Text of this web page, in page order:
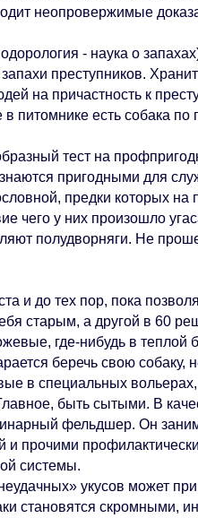
неопровержимые
- наука о
преступников.
на причастность к
питомнике есть собака по
тест на
пригодными для
предки которых на
чего у них произошло
полудворняги. Не
и до тех пор, пока
старым, а другой в 60
где-нибудь в теплой
беречь свою собаку,
в специальных вольерах,
быть сытыми. В
фельдшер. Он
и прочими
системы.
укусов может
становятся скромными,